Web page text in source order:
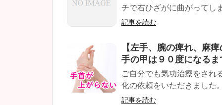
チで右ひざがに曲がってし
記事を読む
【左手、腕の痺れ、麻
手の甲は９０度になる
ご自分でも気功治療をされ
化の依頼をいただきました
記事を読む